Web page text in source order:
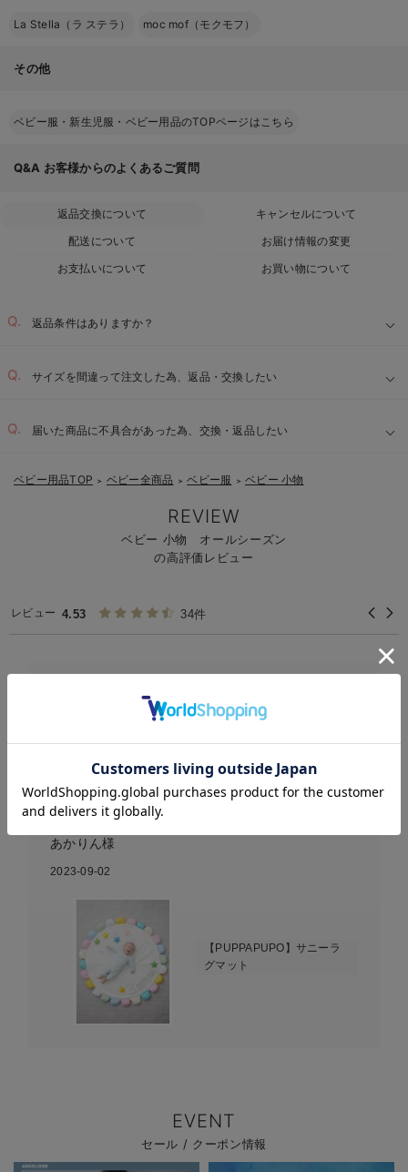
La Stella（ラ ステラ） moc mof（モクモフ）
その他
ベビー服・新生児服・ベビー用品のTOPページはこちら
Q&A お客様からのよくあるご質問
返品交換について
キャンセルについて
配送について
お届け情報の変更
お支払いについて
お買い物について
返品条件はありますか？
サイズを間違って注文した為、返品・交換したい
届いた商品に不具合があった為、交換・返品したい
お気に入り商品を確認する
ベビー用品TOP ＞ ベビー全商品 ＞ ベビー服 ＞ ベビー 小物
REVIEW
ベビー 小物 オールシーズン
の高評価レビュー
レビュー 4.53 34件
あかりん様
2023-09-02
【PUPPAPUPO】サニーラ
グマット
EVENT
セール / クーポン情報